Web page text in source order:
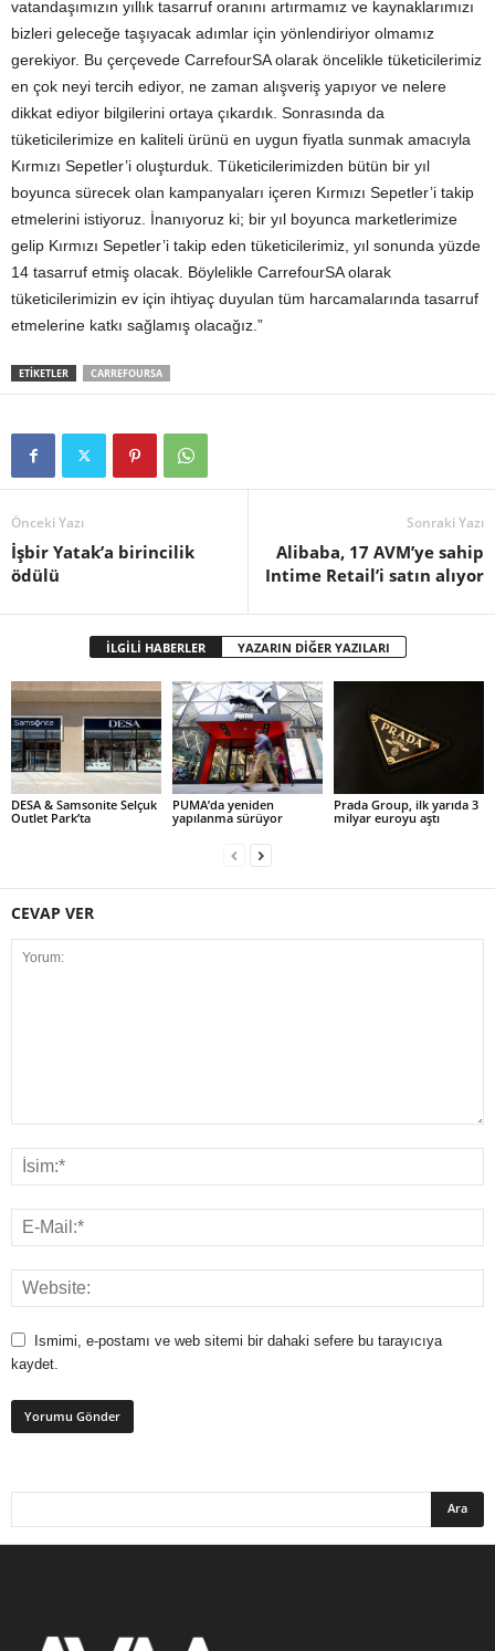
vatandaşımızın yıllık tasarruf oranını artırmamız ve kaynaklarımızı
bizleri geleceğe taşıyacak adımlar için yönlendiriyor olmamız
gerekiyor. Bu çerçevede CarrefourSA olarak öncelikle tüketicilerimiz
en çok neyi tercih ediyor, ne zaman alışveriş yapıyor ve nelere
dikkat ediyor bilgilerini ortaya çıkardık. Sonrasında da
tüketicilerimize en kaliteli ürünü en uygun fiyatla sunmak amacıyla
Kırmızı Sepetler’i oluşturduk. Tüketicilerimizden bütün bir yıl
boyunca sürecek olan kampanyaları içeren Kırmızı Sepetler’i takip
etmelerini istiyoruz. İnanıyoruz ki; bir yıl boyunca marketlerimize
gelip Kırmızı Sepetler’i takip eden tüketicilerimiz, yıl sonunda yüzde
14 tasarruf etmiş olacak. Böylelikle CarrefourSA olarak
tüketicilerimizin ev için ihtiyaç duyulan tüm harcamalarında tasarruf
etmelerine katkı sağlamış olacağız.”
ETİKETLER CARREFOURSA
Önceki Yazı
İşbir Yatak’a birincilik
ödülü
Sonraki Yazı
Alibaba, 17 AVM’ye sahip
Intime Retail’i satın alıyor
İLGİLİ HABERLER YAZARIN DİĞER YAZILARI
DESA & Samsonite Selçuk
Outlet Park’ta
PUMA’da yeniden
yapılanma sürüyor
Prada Group, ilk yarıda 3
milyar euroyu aştı
CEVAP VER
Ismimi, e-postamı ve web sitemi bir dahaki sefere bu tarayıcıya
kaydet.